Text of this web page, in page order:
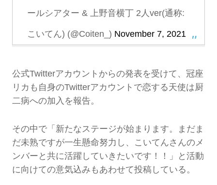
ールシアター & 上野音横丁 2人ver(通称:
こいてん) (@Coiten_) November 7, 2021
公式Twitterアカウントからの発表を受けて、冠座
リカも自身のTwitterアカウントで恋する天使は厨
二病への加入を報告。
その中で「新たなステージが始まります。まだま
だ未熟ですが一生懸命努力し、こいてんさんのメ
ンバーと共に活躍していきたいです！！」と活動
に向けての意気込みもあわせて投稿している。